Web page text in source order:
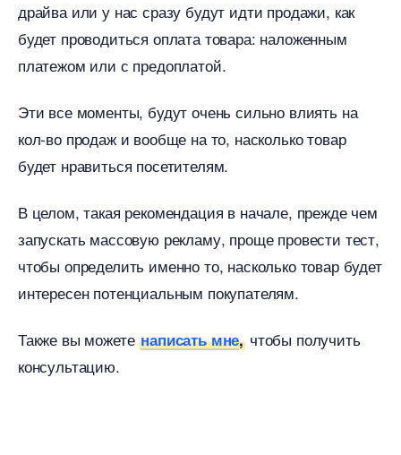
драйва или у нас сразу будут идти продажи, как
удет проводиться оплата товара: наложенным
платежом или с предоплатой.
Эти все моменты, будут очень сильно влиять на
кол-во продаж и вообще на то, насколько товар
удет нравиться посетителям.
целом, такая рекомендация в начале, прежде чем
запускать массовую рекламу, проще провести тест,
чтобы определить именно то, насколько товар будет
интересен потенциальным покупателям.
Также вы можетенаписать мне, чтобы получить
консультацию.